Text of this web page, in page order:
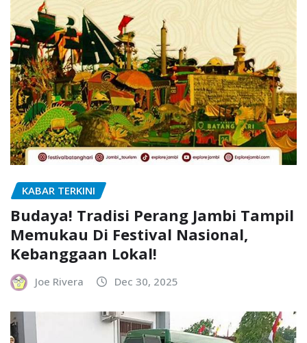
KABAR TERKINI
Budaya! Tradisi Perang Jambi Tampil
Memukau Di Festival Nasional,
Kebanggaan Lokal!
Joe Rivera Dec 30, 2025